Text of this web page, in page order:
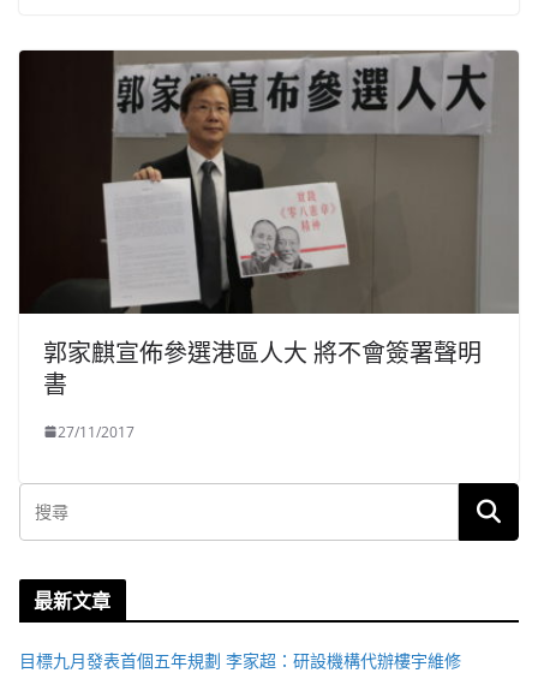
郭家麒宣佈參選港區人大 將不會簽署聲明
書
27/11/2017
最新文章
目標九月發表首個五年規劃 李家超：研設機構代辦樓宇維修